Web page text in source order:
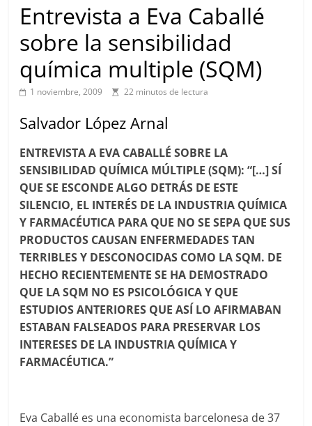
Entrevista a Eva Caballé
sobre la sensibilidad
química multiple (SQM)
1 noviembre, 2009 22 minutos de lectura
Salvador López Arnal
ENTREVISTA A EVA CABALLÉ SOBRE LA
SENSIBILIDAD QUÍMICA MÚLTIPLE (SQM): “[…] SÍ
QUE SE ESCONDE ALGO DETRÁS DE ESTE
SILENCIO, EL INTERÉS DE LA INDUSTRIA QUÍMICA
Y FARMACÉUTICA PARA QUE NO SE SEPA QUE SUS
PRODUCTOS CAUSAN ENFERMEDADES TAN
TERRIBLES Y DESCONOCIDAS COMO LA SQM. DE
HECHO RECIENTEMENTE SE HA DEMOSTRADO
QUE LA SQM NO ES PSICOLÓGICA Y QUE
ESTUDIOS ANTERIORES QUE ASÍ LO AFIRMABAN
ESTABAN FALSEADOS PARA PRESERVAR LOS
INTERESES DE LA INDUSTRIA QUÍMICA Y
FARMACÉUTICA.”
Eva Caballé es una economista barcelonesa de 37